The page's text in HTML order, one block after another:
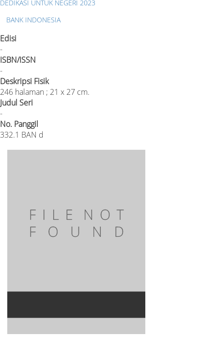
DEDIKASI UNTUK NEGERI 2023
BANK INDONESIA
Edisi
-
ISBN/ISSN
-
Deskripsi Fisik
246 halaman ; 21 x 27 cm.
Judul Seri
-
No. Panggil
332.1 BAN d